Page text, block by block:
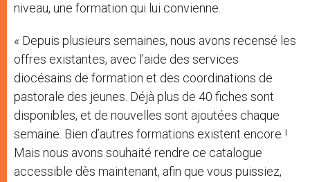
niveau, une formation qui lui convienne.
« Depuis plusieurs semaines, nous avons recensé les
offres existantes, avec l’aide des services
diocésains de formation et des coordinations de
pastorale des jeunes. Déjà plus de 40 fiches sont
disponibles, et de nouvelles sont ajoutées chaque
semaine. Bien d’autres formations existent encore !
Mais nous avons souhaité rendre ce catalogue
accessible dès maintenant, afin que vous puissiez,